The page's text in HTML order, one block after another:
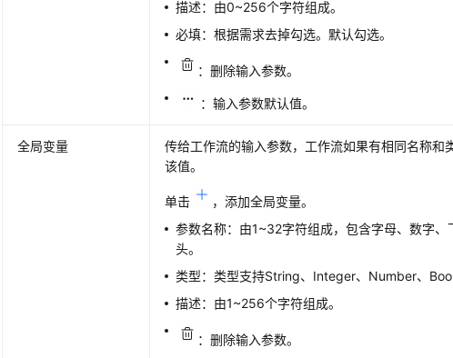
描述：由0~256个字符组成。
必填：根据需求去掉勾选。默认勾选。
：删除输入参数。
：输入参数默认值。
全局变量
传给工作流的输入参数，工作流如果有相同名称和
该值。
单击
，添加全局变量。
参数名称：由1~32字符组成，包含字母、数字、
头。
类型：类型支持String、Integer、Number、
描述：由1~256个字符组成。
：删除输入参数。